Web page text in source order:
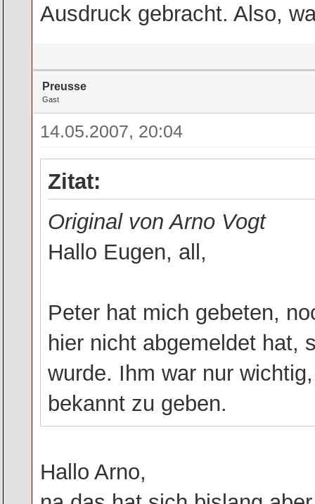
Ausdruck gebracht. Also,
Preusse
Gast
14.05.2007, 20:04
Zitat:
Original von Arno Vogt
Hallo Eugen, all,
Peter hat mich gebeten,
hier nicht abgemeldet hat,
wurde. Ihm war nur
bekannt zu geben.
Hallo Arno,